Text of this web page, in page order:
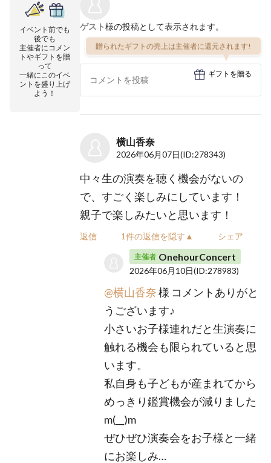
イベント前でも
後でも
主催者にコメン
トやギフトを贈
って
一緒にこのイベ
ントを盛り上げ
よう！
ゲスト様の投稿として表示されます。
贈られたギフトの売上は主催者に還元されます!
ギフトを贈る
横山香奈
2026年06月07日(ID:278343)
中々生の演奏を聴く機会がないの
で、すごく楽しみにしています！
親子で楽しみたいと思います！
返信 1件の返信を隠す▲ シェア
主催者 OnehourConcert
2026年06月10日(ID:278983)
@横山香奈様 コメントありがと
うございます♪
小さいお子様連れだと生演奏に
触れる機会も限られていると思
います。
私自身も子どもが産まれてから
めっきり鑑賞機会が減りました
m(__)m
ぜひぜひ演奏会をお子様と一緒
にお楽しみ…